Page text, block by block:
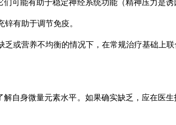
能有助于稳定神经系统功能（精神压力是诱
有助于调节免疫。
营养不均衡的情况下，在常规治疗基础上联
身微量元素水平。如果确实缺乏，应在医